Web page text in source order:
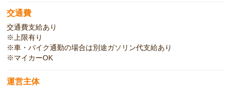
交通費
交通費支給あり
※上限有り
※車・バイク通勤の場合は別途ガソリン代支給あり
※マイカーOK
運営主体